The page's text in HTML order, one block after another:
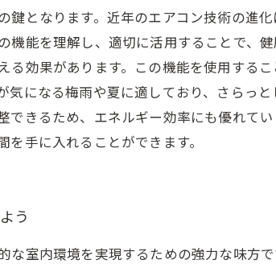
鍵となります。近年のエアコン技術の進
能を理解し、適切に活用することで、
効果があります。この機能を使用する
になる梅雨や夏に適しており、さらっ
きるため、エネルギー効率にも優れて
手に入れることができます。
う
な室内環境を実現するための強力な味方